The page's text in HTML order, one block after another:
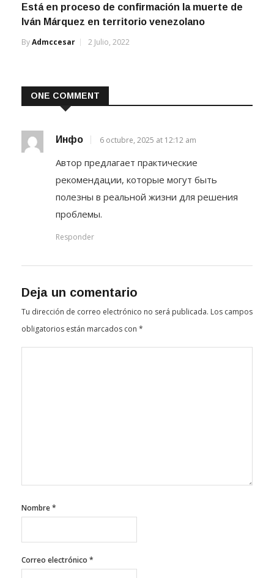
Está en proceso de confirmación la muerte de
Iván Márquez en territorio venezolano
ByAdmccesar 2 Julio, 2022
ONE COMMENT
Инфо 6 octubre, 2025 at 12:12 am
Автор предлагает практические
рекомендации, которые могут быть
полезны в реальной жизни для решения
проблемы.
Responder
Deja un comentario
Tu dirección de correo electrónico no será publicada. Los campos
obligatorios están marcados con *
Nombre*
Correo electrónico *